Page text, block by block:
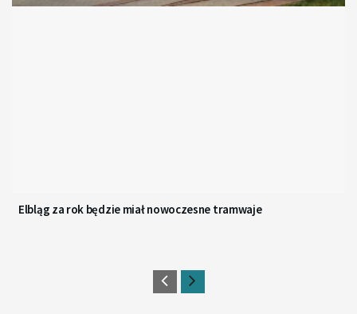
Elbląg za rok będzie miał nowoczesne tramwaje